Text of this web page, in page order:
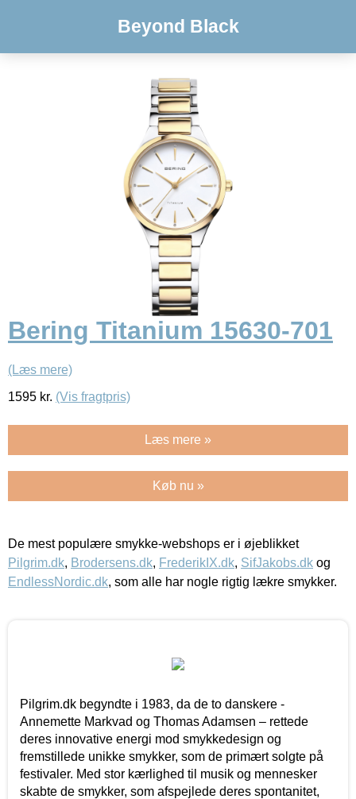
Beyond Black
Bering Titanium 15630-701
(Læs mere)
1595 kr. (Vis fragtpris)
Læs mere »
Køb nu »
De mest populære smykke-webshops er i øjeblikket
Pilgrim.dk, Brodersens.dk, FrederikIX.dk, SifJakobs.dk og
EndlessNordic.dk, som alle har nogle rigtig lækre smykker.
Pilgrim.dk begyndte i 1983, da de to danskere -
Annemette Markvad og Thomas Adamsen – rettede
deres innovative energi mod smykkedesign og
fremstillede unikke smykker, som de primært solgte på
festivaler. Med stor kærlighed til musik og mennesker
skabte de smykker, som afspejlede deres spontanitet,